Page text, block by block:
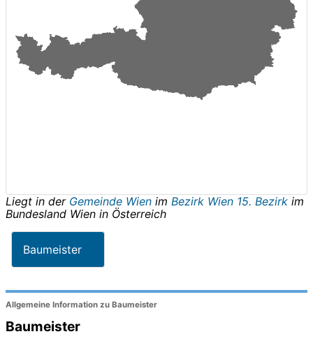
Liegt in der Gemeinde Wien im Bezirk Wien 15. Bezirk im
Bundesland Wien in Österreich
Baumeister
Allgemeine Information zu Baumeister
Baumeister